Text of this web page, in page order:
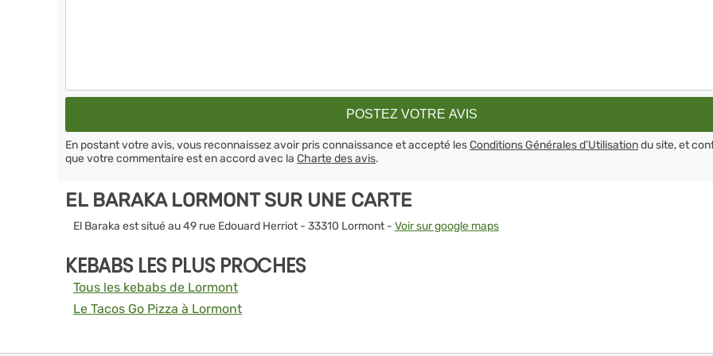
En postant votre avis, vous reconnaissez avoir pris connaissance et accepté lesConditions Générales d’Utilisationdu site, et
que votre commentaire est en accord avec la Charte des avis.
EL BARAKA LORMONT SUR UNE CARTE
El Baraka est situé au 49 rue Edouard Herriot - 33310 Lormont - Voir sur google maps
KEBABS LES PLUS PROCHES
Tous les kebabs de Lormont
Le Tacos Go Pizza à Lormont